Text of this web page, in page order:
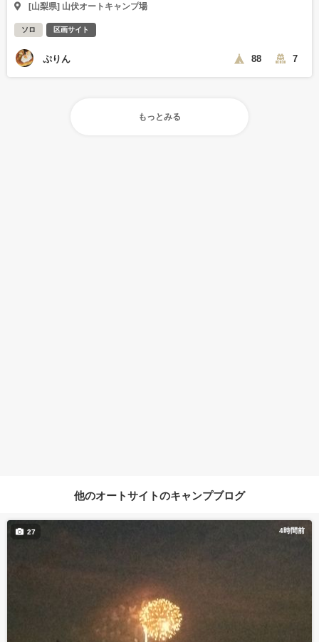
[山梨県] 山伏オートキャンプ場
ソロ 区画サイト
ぷりん 88 7
もっとみる
他のオートサイトのキャンプブログ
4時間前
27